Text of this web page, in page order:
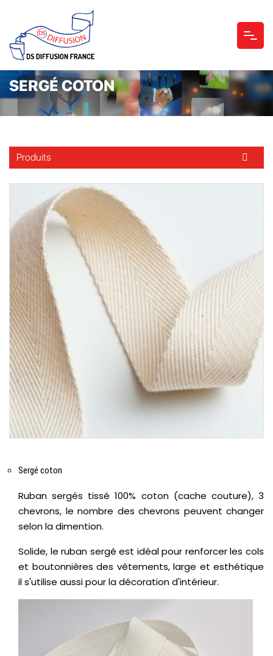
SERGÉ COTON
Produits
Sergé coton
Ruban sergés tissé 100% coton (cache couture), 3
chevrons, le nombre des chevrons peuvent changer
selon la dimention.
Solide, le ruban sergé est idéal pour renforcer les cols
et boutonnières des vêtements, large et esthétique
il s'utilise aussi pour la décoration d'intérieur.